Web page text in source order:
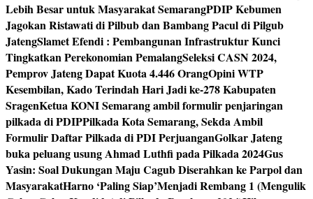
Lebih Besar untuk Masyarakat SemarangPDIP Kebumen
Jagokan Ristawati di Pilbub dan Bambang Pacul di Pilgub
JatengSlamet Efendi : Pembangunan Infrastruktur Kunci
Tingkatkan Perekonomian PemalangSeleksi CASN 2024,
Pemprov Jateng Dapat Kuota 4.446 OrangOpini WTP
Kesembilan, Kado Terindah Hari Jadi ke-278 Kabupaten
SragenKetua KONI Semarang ambil formulir penjaringan
pilkada di PDIPPilkada Kota Semarang, Sekda Ambil
Formulir Daftar Pilkada di PDI PerjuanganGolkar Jateng
buka peluang usung Ahmad Luthfi pada Pilkada 2024Gus
Yasin: Soal Dukungan Maju Cagub Diserahkan ke Parpol dan
MasyarakatHarno ‘Paling Siap’Menjadi Rembang 1 (Mengulik